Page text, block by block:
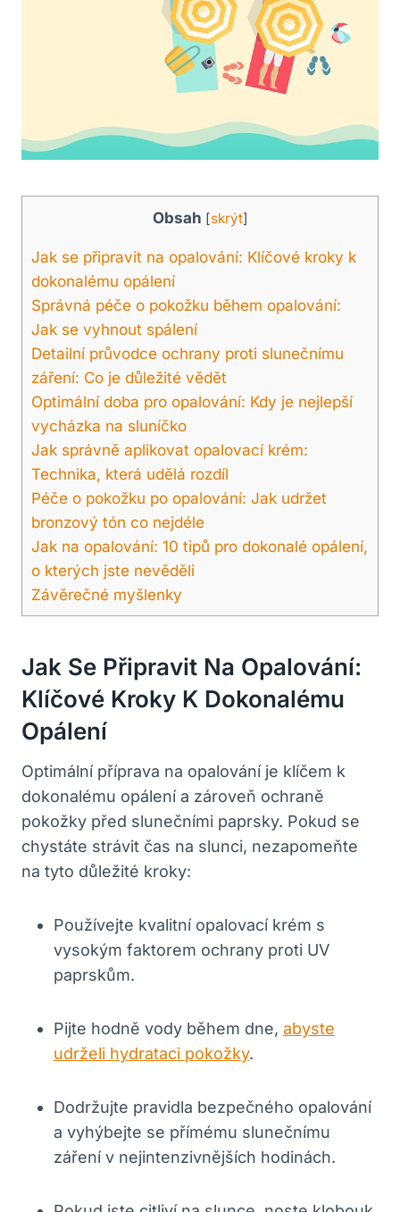
Obsah [skrýt]
Jak se připravit na opalování: Klíčové kroky k
dokonalému opálení
Správná péče o pokožku během opalování:
Jak se vyhnout spálení
Detailní průvodce ochrany proti slunečnímu
záření: Co je důležité vědět
Optimální doba pro opalování: Kdy je nejlepší
vycházka na sluníčko
Jak správně aplikovat opalovací krém:
Technika, která udělá rozdíl
Péče o pokožku po opalování: Jak udržet
bronzový tón co nejdéle
Jak na opalování: 10 tipů pro dokonalé opálení,
o kterých jste nevěděli
Závěrečné myšlenky
Jak Se Připravit Na Opalování:
Klíčové Kroky K Dokonalému
Opálení
Optimální příprava na opalování je klíčem k
dokonalému opálení a zároveň ochraně
pokožky před slunečními paprsky. Pokud se
chystáte strávit čas na slunci, nezapomeňte
na tyto důležité kroky:
Používejte kvalitní opalovací krém s
vysokým faktorem ochrany proti UV
paprskům.
Pijte hodně vody během dne, abyste
udrželi hydrataci pokožky.
Dodržujte pravidla bezpečného opalování
a vyhýbejte se přímému slunečnímu
záření v nejintenzivnějších hodinách.